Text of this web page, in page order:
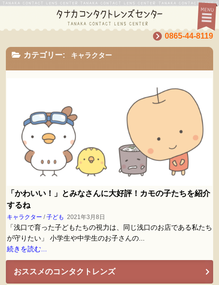
0865-44-8119
カテゴリー: キャラクター
「かわいい！」とみなさんに大好評！カモの子たちを紹介
するね
キャラクター /子ども 2021年3月8日
「浅口で育った子どもたちの視力は、同じ浅口のお店である私たち
が守りたい」 小学生や中学生のお子さんの...
続きを読む...
おススメのコンタクトレンズ